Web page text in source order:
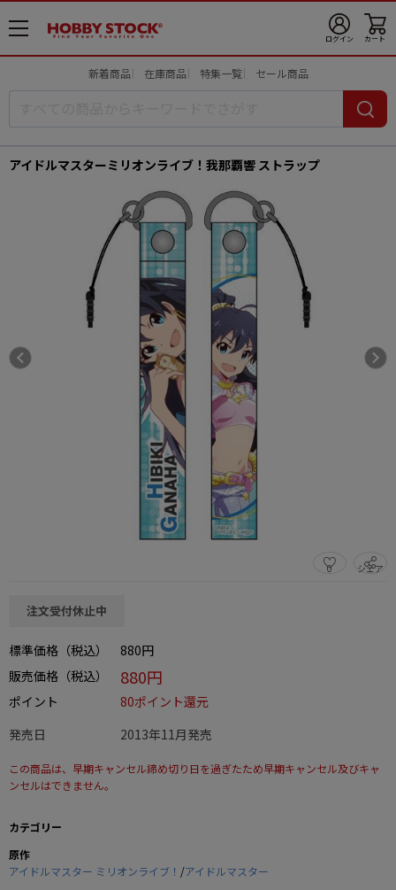
メ
ニ
ログイン カート
新着商品 在庫商品 特集一覧 セール商品
アイドルマスターミリオンライブ！我那覇響 ストラップ
0 シェア
この商品をシェアする
注文受付休止中
標準価格（税込）
880円
販売価格（税込）
880円
ポイント
80ポイント還元
発売日
2013年11月発売
この商品は、早期キャンセル締め切り日を過ぎたため早期キャンセル及びキャ
ンセルはできません。
カテゴリー
原作
アイドルマスター ミリオンライブ！ /アイドルマスター